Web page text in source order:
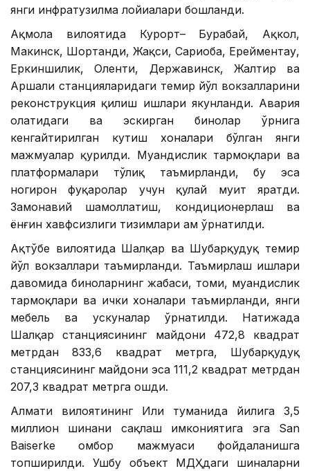
янги инфратузилма лойиҳалари бошланди.
Ақмола вилоятида Курорт– Бурабай, Ақкол,
Макинск, Шортанди, Жақси, Сариоба, Ерейментау,
Еркиншилик, Оленти, Державинск, Жалтир ва
Аршали станцияларидаги темир йўл вокзалларини
реконструкция қилиш ишлари якунланди. Авария
ҳолатидаги ва эскирган бинолар ўрнига
кенгайтирилган кутиш хоналари бўлган янги
мажмуалар қурилди. Муҳандислик тармоқлари ва
платформалари тўлиқ таъмирланди, бу эса
ногирон фуқаролар учун қулай муҳит яратди.
Замонавий шамоллатиш, кондиционерлаш ва
ёнғин хавфсизлиги тизимлари ҳам ўрнатилди.
Ақтўбе вилоятида Шалқар ва Шубарқудуқ темир
йўл вокзаллари таъмирланди. Таъмирлаш ишлари
давомида биноларнинг жабҳаси, томи, муҳандислик
тармоқлари ва ички хоналари таъмирланди, янги
мебель ва ускуналар ўрнатилди. Натижада
Шалқар станциясининг майдони 472,8 квадрат
метрдан 833,6 квадрат метрга, Шубарқудуқ
станциясининг майдони эса 111,2 квадрат метрдан
207,3 квадрат метрга ошди.
Алмати вилоятининг Или туманида йилига 3,5
миллион шинани сақлаш имкониятига эга San
Baiserke омбор мажмуаси фойдаланишга
топширилди. Ушбу объект МДҲдаги шиналарни